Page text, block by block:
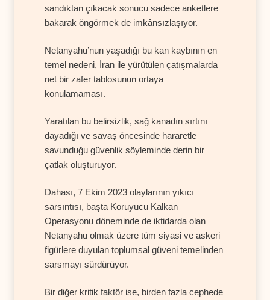
sandıktan çıkacak sonucu sadece anketlere
bakarak öngörmek de imkânsızlaşıyor.
Netanyahu’nun yaşadığı bu kan kaybının en
temel nedeni, İran ile yürütülen çatışmalarda
net bir zafer tablosunun ortaya
konulamaması.
Yaratılan bu belirsizlik, sağ kanadın sırtını
dayadığı ve savaş öncesinde hararetle
savunduğu güvenlik söyleminde derin bir
çatlak oluşturuyor.
Dahası, 7 Ekim 2023 olaylarının yıkıcı
sarsıntısı, başta Koruyucu Kalkan
Operasyonu döneminde de iktidarda olan
Netanyahu olmak üzere tüm siyasi ve askeri
figürlere duyulan toplumsal güveni temelinden
sarsmayı sürdürüyor.
Bir diğer kritik faktör ise, birden fazla cephede